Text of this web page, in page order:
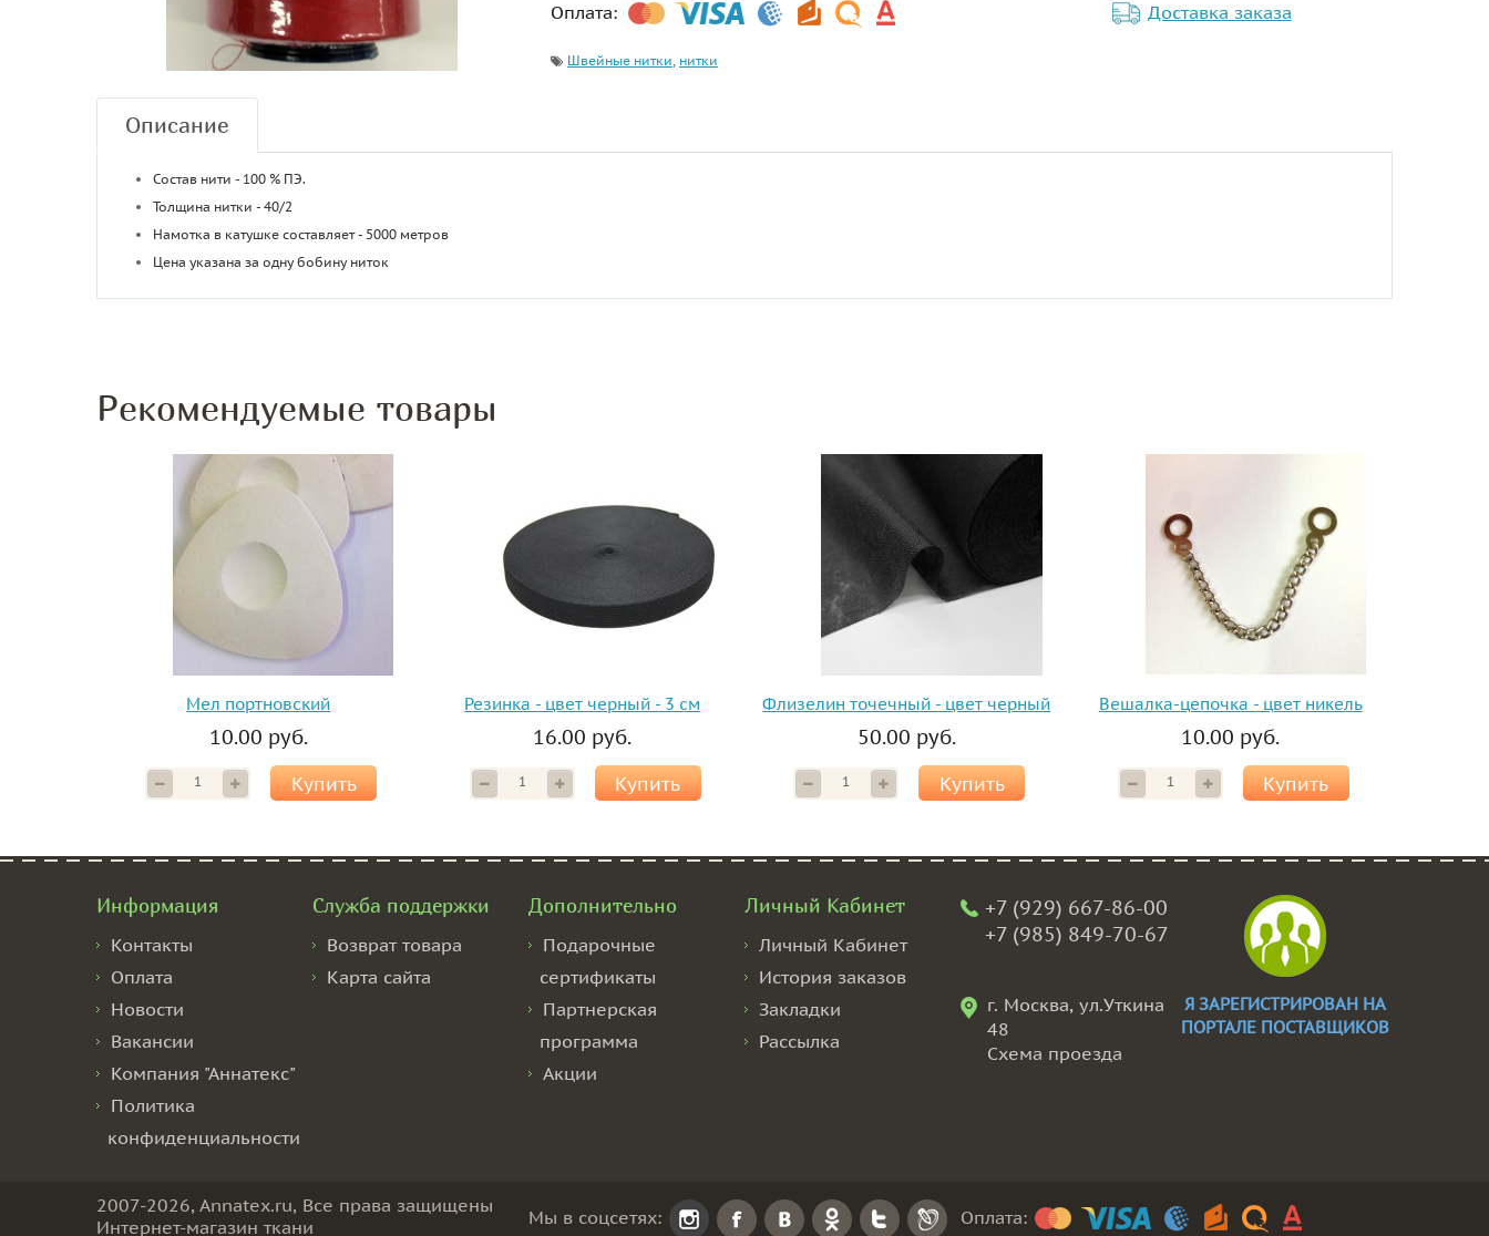
Оплата: Доставка заказа
Швейные нитки, нитки
Описание
Состав нити - 100 % ПЭ.
Толщина нитки - 40/2
Намотка в катушке составляет - 5000 метров
Цена указана за одну бобину ниток
Рекомендуемые товары
Мел портновский
10.00 руб.
Купить
Резинка - цвет черный - 3 см
16.00 руб.
Купить
Флизелин точечный - цвет черный
50.00 руб.
Купить
Вешалка-цепочка - цвет никель
10.00 руб.
Купить
Информация
Контакты
Оплата
Новости
Вакансии
Компания "Аннатекс"
Политика
конфиденциальности
Служба поддержки
Возврат товара
Карта сайта
Дополнительно
Подарочные
сертификаты
Партнерская
программа
Акции
Личный Кабинет
Личный Кабинет
История заказов
Закладки
Рассылка
+7 (929) 667-86-00
+7 (985) 849-70-67
г. Москва, ул.Уткина
48
Схема проезда
Я ЗАРЕГИСТРИРОВАН НА
ПОРТАЛЕ ПОСТАВЩИКОВ
2007-2026, Annatex.ru, Все права защищены
Интернет-магазин ткани
Мы в соцсетях: Оплата: